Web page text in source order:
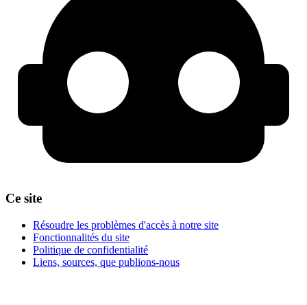
Ce site
Résoudre les problèmes d'accès à notre site
Fonctionnalités du site
Politique de confidentialité
Liens, sources, que publions-nous